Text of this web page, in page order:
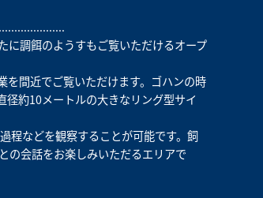
に調餌のようすもご覧いただけるオープ
を間近でご覧いただけます。ゴハンの時
径約10メートルの大きなリング型サイ
程などを観察することが可能です。飼
の会話をお楽しみいただるエリアで